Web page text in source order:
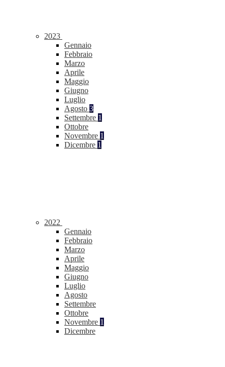
2023
Gennaio
Febbraio
Marzo
Aprile
Maggio
Giugno
Luglio
Agosto 3
Settembre 1
Ottobre
Novembre 1
Dicembre 1
2022
Gennaio
Febbraio
Marzo
Aprile
Maggio
Giugno
Luglio
Agosto
Settembre
Ottobre
Novembre 1
Dicembre